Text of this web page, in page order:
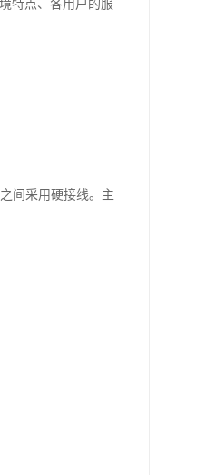
特点、各用户的服
间采用硬接线。主